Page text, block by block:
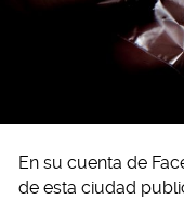
En su cuenta de
de esta ciudad